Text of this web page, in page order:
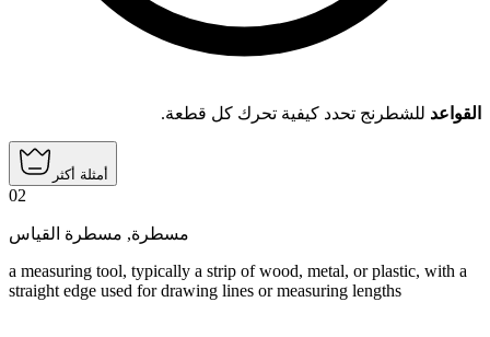
القواعد للشطرنج تحدد كيفية تحرك كل قطعة.
أمثلة أكثر
02
مسطرة, مسطرة القياس
a measuring tool, typically a strip of wood, metal, or plastic, with a
straight edge used for drawing lines or measuring lengths